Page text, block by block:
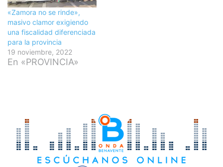
«Zamora no se rinde»,
masivo clamor exigiendo
una fiscalidad diferenciada
para la provincia
19 noviembre, 2022
En «PROVINCIA»